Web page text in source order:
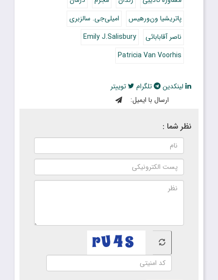
پاتریشیا ون‌ورهیس
امیلی‌جی. ‌سالزبری
ناصر آقابابائی
Emily J.Salisbury
Patricia Van Voorhis
لینکدین تلگرام
توییتر
ارسال با ایمیل:
نظر شما :